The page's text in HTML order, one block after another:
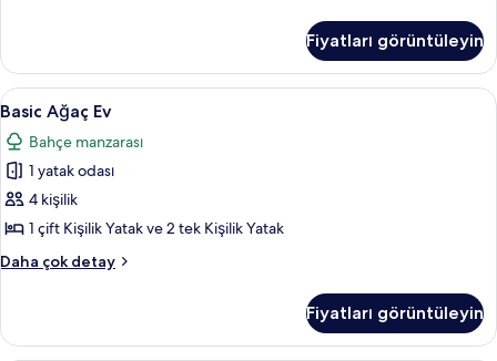
fazla
detay
Fiyatları görüntüleyin
Basic
Ağaç
Ev
için
tüm
fotoğrafları
görün
Basic Ağaç Ev | Minibar, ses
6
Basic Ağaç Ev
Bahçe manzarası
1 yatak odası
4 kişilik
1 çift Kişilik Yatak ve 2 tek Kişilik Yatak
Daha çok detay
Basic
daha
Fiyatları görüntüleyin